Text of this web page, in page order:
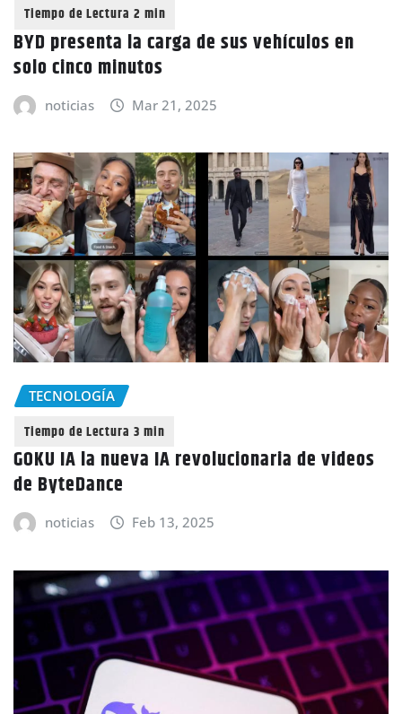
BYD presenta la carga de sus vehículos en
solo cinco minutos
noticias Mar 21, 2025
TECNOLOGÍA
GOKU IA la nueva IA revolucionaria de videos
de ByteDance
noticias Feb 13, 2025